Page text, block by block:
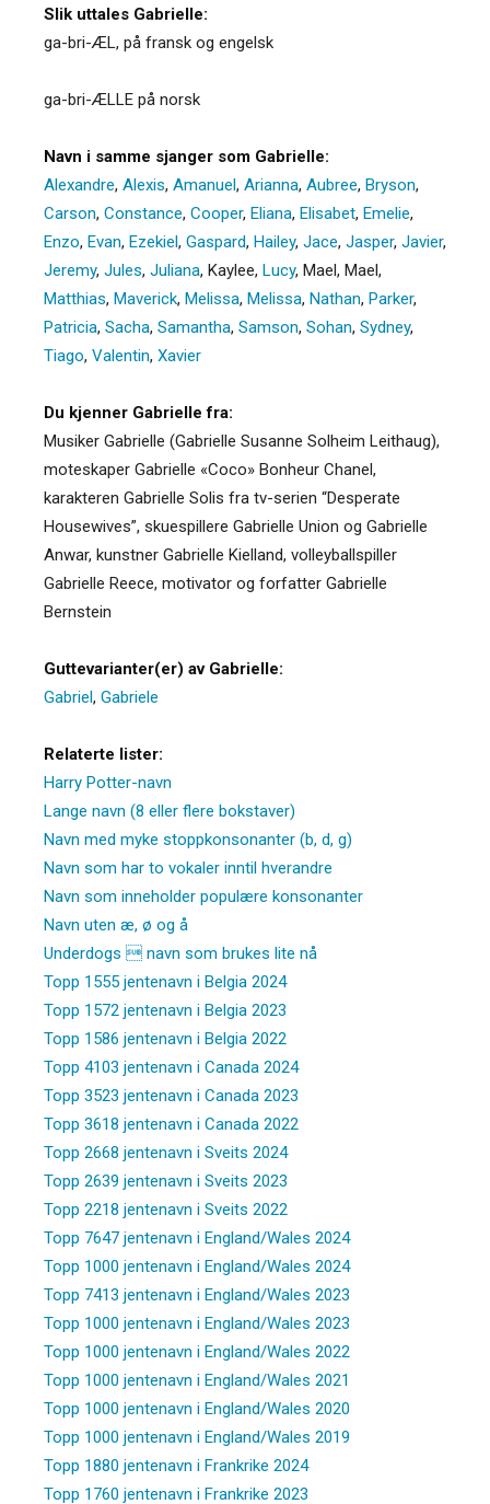
Slik uttales Gabrielle:
ga-bri-ÆL, på fransk og engelsk
ga-bri-ÆLLE på norsk
Navn i samme sjanger som Gabrielle:
Alexandre, Alexis, Amanuel, Arianna, Aubree, Bryson,
Carson, Constance, Cooper, Eliana, Elisabet, Emelie,
Enzo, Evan, Ezekiel, Gaspard, Hailey, Jace, Jasper, Javier,
Jeremy, Jules, Juliana, Kaylee, Lucy, Mael, Mael,
Matthias, Maverick, Melissa, Melissa, Nathan, Parker,
Patricia, Sacha, Samantha, Samson, Sohan, Sydney,
Tiago, Valentin, Xavier
Du kjenner Gabrielle fra:
Musiker Gabrielle (Gabrielle Susanne Solheim Leithaug),
moteskaper Gabrielle «Coco» Bonheur Chanel,
karakteren Gabrielle Solis fra tv-serien “Desperate
Housewives”, skuespillere Gabrielle Union og Gabrielle
Anwar, kunstner Gabrielle Kielland, volleyballspiller
Gabrielle Reece, motivator og forfatter Gabrielle
Bernstein
Guttevarianter(er) av Gabrielle:
Gabriel, Gabriele
Relaterte lister:
Harry Potter-navn
Lange navn (8 eller flere bokstaver)
Navn med myke stoppkonsonanter (b, d, g)
Navn som har to vokaler inntil hverandre
Navn som inneholder populære konsonanter
Navn uten æ, ø og å
Underdogs  navn som brukes lite nå
Topp 1555 jentenavn i Belgia 2024
Topp 1572 jentenavn i Belgia 2023
Topp 1586 jentenavn i Belgia 2022
Topp 4103 jentenavn i Canada 2024
Topp 3523 jentenavn i Canada 2023
Topp 3618 jentenavn i Canada 2022
Topp 2668 jentenavn i Sveits 2024
Topp 2639 jentenavn i Sveits 2023
Topp 2218 jentenavn i Sveits 2022
Topp 7647 jentenavn i England/Wales 2024
Topp 1000 jentenavn i England/Wales 2024
Topp 7413 jentenavn i England/Wales 2023
Topp 1000 jentenavn i England/Wales 2023
Topp 1000 jentenavn i England/Wales 2022
Topp 1000 jentenavn i England/Wales 2021
Topp 1000 jentenavn i England/Wales 2020
Topp 1000 jentenavn i England/Wales 2019
Topp 1880 jentenavn i Frankrike 2024
Topp 1760 jentenavn i Frankrike 2023